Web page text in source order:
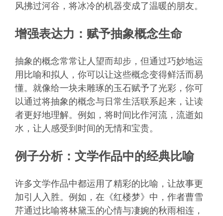
风拂过河谷，将冰冷的机器变成了温暖的朋友。
增强表达力：赋予抽象概念生命
抽象的概念常常让人望而却步，但通过巧妙地运
用比喻和拟人，你可以让这些概念变得鲜活而易
懂。就像给一块未雕琢的玉石赋予了光彩，你可
以通过将抽象的概念与日常生活联系起来，让读
者更好地理解。例如，将时间比作河流，流逝如
水，让人感受到时间的无情和宝贵。
例子分析：文学作品中的经典比喻
许多文学作品中都运用了精彩的比喻，让故事更
加引人入胜。例如，在《红楼梦》中，作者曹雪
芹通过比喻将林黛玉的心情与凄婉的秋雨相连，